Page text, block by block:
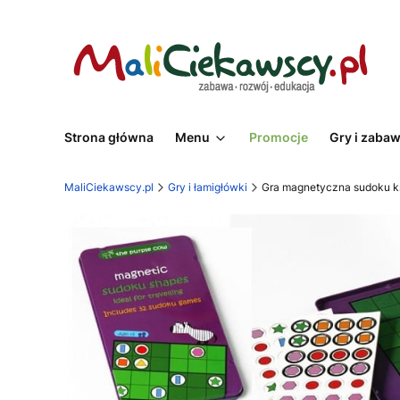
Strona główna Menu Promocje Gry i
MaliCiekawscy.pl Gry i łamigłówki Gra magnetyczna sudoku